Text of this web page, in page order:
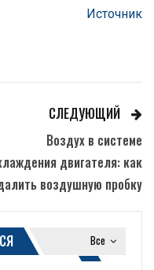
Источник
СЛЕДУЮЩИЙ
Воздух в системе
двигателя: как
воздушную пробку
Все